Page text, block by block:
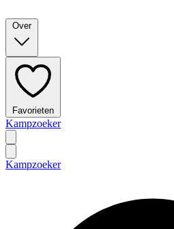
Over
Favorieten
Kampzoeker
Kampzoeker